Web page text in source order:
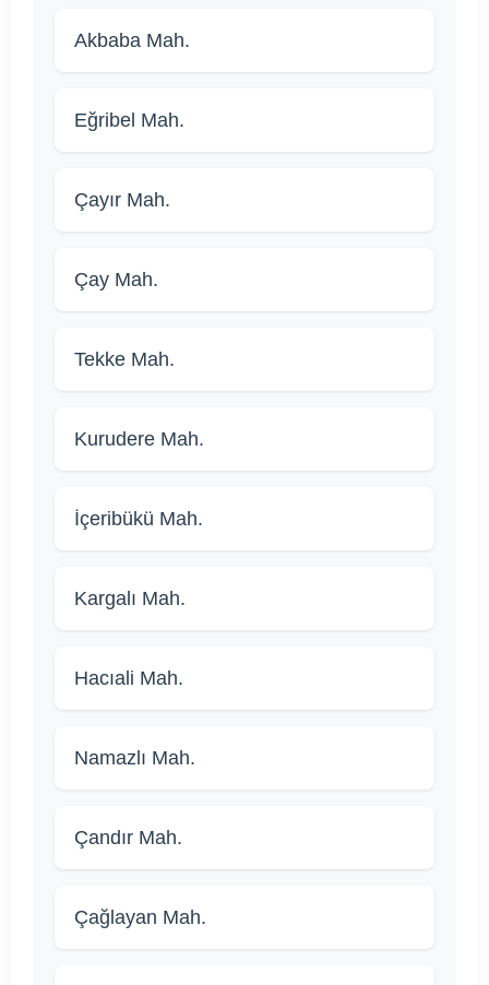
Akbaba Mah.
Eğribel Mah.
Çayır Mah.
Çay Mah.
Tekke Mah.
Kurudere Mah.
İçeribükü Mah.
Kargalı Mah.
Hacıali Mah.
Namazlı Mah.
Çandır Mah.
Çağlayan Mah.